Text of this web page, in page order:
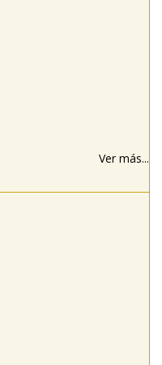
Ver más...